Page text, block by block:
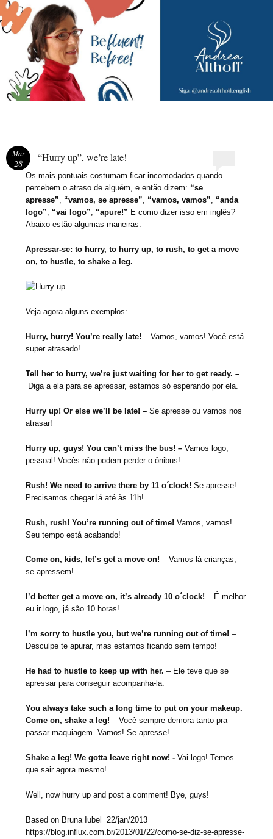
“Hurry up”, we’re late!
Os mais pontuais costumam ficar incomodados quando
percebem o atraso de alguém, e então dizem: “se
apresse”
“vamos, se apresse” “vamos, vamos”
“anda
logo”
“vai logo” “apure!” E como dizer isso em inglês?
Abaixo estão algumas maneiras.
Apressar-se: to hurry, to hurry up, to rush, to get a move
on, to hustle, to shake a leg.
Veja agora alguns exemplos:
Hurry, hurry! You’re really late! ­– Vamos, vamos! Você está
super atrasado!
Tell her to hurry, we’re just waiting for her to get ready. –
Diga a ela para se apressar, estamos só esperando por ela.
Hurry up! Or else we’ll be late! –Se apresse ou vamos nos
atrasar!
Hurry up, guys! You can’t miss the bus! –Vamos logo,
pessoal! Vocês não podem perder o ônibus!
Rush! We need to arrive there by 11 o´clock!Se apresse!
Precisamos chegar lá até às 11h!
Rush, rush! You’re running out of time!Vamos, vamos!
Seu tempo está acabando!
Come on, kids, let’s get a move on!– Vamos lá crianças,
se apressem!
I’d better get a move on, it’s already 10 o´clock!– É melhor
eu ir logo, já são 10 horas!
I’m sorry to hustle you, but we’re running out of time!–
Desculpe te apurar, mas estamos ficando sem tempo!
He had to hustle to keep up with her.– Ele teve que se
apressar para conseguir acompanha-la.
You always take such a long time to put on your makeup.
Come on, shake a leg! – Você sempre demora tanto pra
passar maquiagem. Vamos! Se apresse!
Shake a leg! We gotta leave right now!­-Vai logo! Temos
que sair agora mesmo!
Well, now hurry up and post a comment! Bye, guys!
Based on Bruna Iubel22/jan/2013
https://blog.influx.com.br/2013/01/22/como-se-diz-se-apresse-
Mar
28